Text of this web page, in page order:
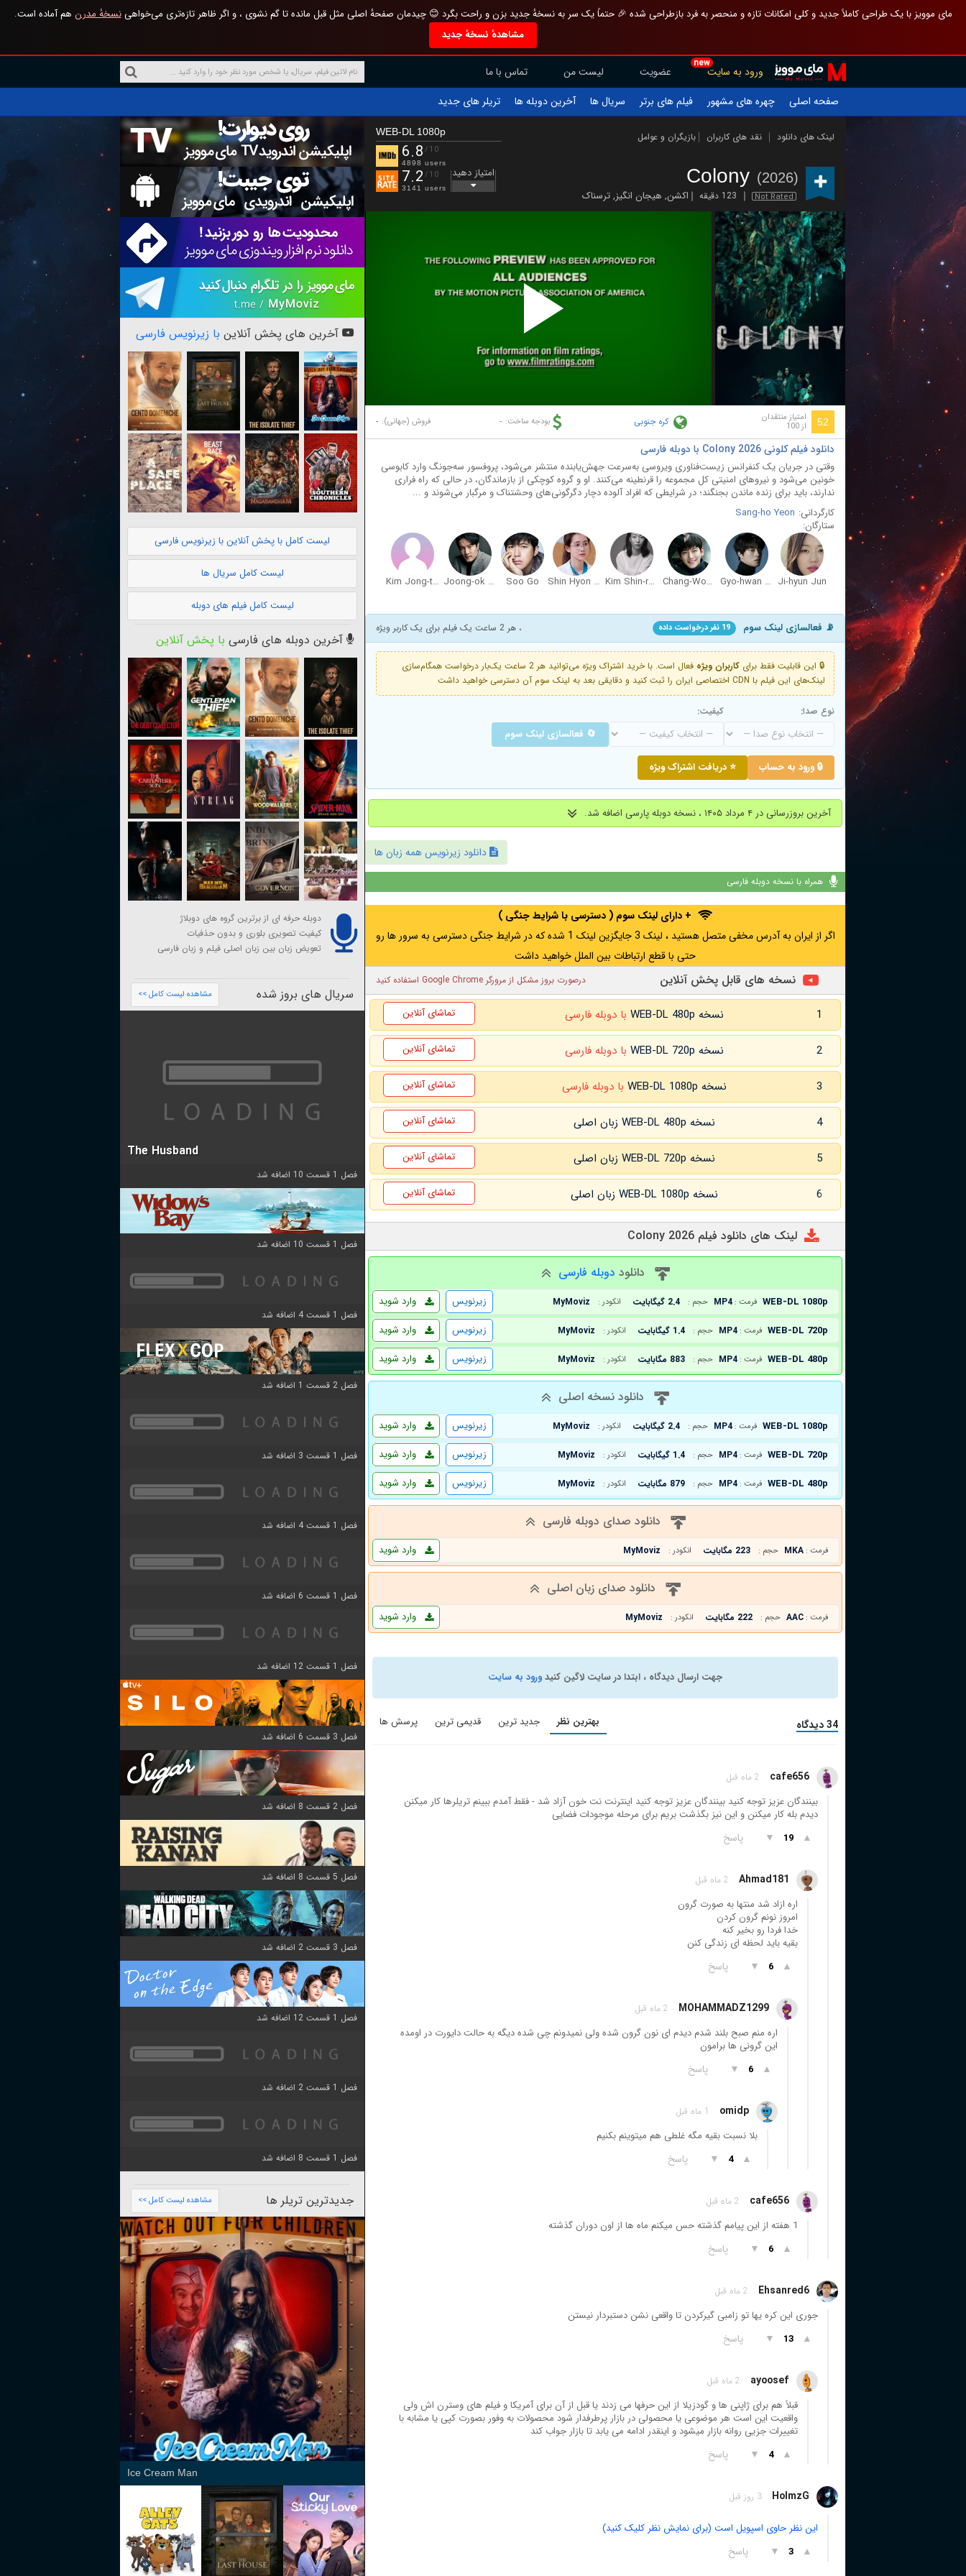
مای موویز با یک طراحی کاملاً جدید و کلی امکانات تازه و منحصر به فرد بازطراحی شده 🎉 حتماً یک سر به نسخهٔ جدید بزن و راحت بگرد 😊 چیدمان صفحهٔ اصلی مثل قبل مانده تا گم نشوی ، و اگر ظاهر تازه‌تری می‌خواهینسخهٔ مدرن هم آماده است.
مشاهدهٔ نسخهٔ جدید
new
ورود به سایت عضویت لیست من
تماس با ما
صفحه اصلی
چهره های مشهور فیلم های برتر سریال ها آخرین دوبله ها تریلر های جدید
لینک های دانلود نقد های کاربران بازیگران و عوامل
Colony (2026)
Not Rated 123 دقیقه اکشن, هیجان انگیز,ترسناک
WEB-DL 1080p
6.8 /10
4898 users
7.2 /10
3141 users
امتیاز دهید
Play
Video
52 امتیاز منتقدان
از 100 کره جنوبی بودجه ساخت: - فروش (جهانی): -
دانلود فیلم کلونی Colony 2026 با دوبله فارسی
وقتی در جریان یک کنفرانس زیست‌فناوری ویروسی به‌سرعت جهش‌یابنده منتشر می‌شود، پروفسور سه‌جونگ وارد کابوسی
خونین می‌شود و نیروهای امنیتی کل مجموعه را قرنطینه می‌کنند. او و گروه کوچکی از بازماندگان، در حالی که راه فراری
ندارند، باید برای زنده ماندن بجنگند؛ در شرایطی که افراد آلوده دچار دگرگونی‌های وحشتناک و مرگبار می‌شوند و ...
کارگردانی: Sang-ho Yeon
ستارگان:
Ji-hyun Jun
Gyo-hwan Koo
Chang-Wook Ji
Kim Shin-rock
Shin Hyon Bin
Soo Go
Joong-ok Lee
Kim Jong-tae
📡 فعالسازی لینک سوم 19 نفر درخواست داده ، هر 2 ساعت یک فیلم برای یک کاربر ویژه
🔒 این قابلیت فقط برای کاربران ویژه
فعال است. با خرید اشتراک ویژه می‌توانید هر 2 ساعت یک‌بار درخواست همگام‌سازی
لینک‌های این فیلم با CDN اختصاصی ایران را ثبت کنید و دقایقی بعد به لینک سوم آن دسترسی خواهید داشت
نوع صدا: کیفیت:
🔄 فعالسازی لینک سوم
🔒 ورود به حساب ⭐ دریافت اشتراک ویژه
آخرین بروزرسانی در ۴ مرداد ۱۴۰۵ ، نسخه دوبله پارسی اضافه شد.
دانلود زیرنویس همه زبان ها
همراه با نسخه دوبله فارسی
+ دارای لینک سوم ( دسترسی با شرایط جنگی )
اگر از ایران به آدرس مخفی متصل هستید ، لینک 3 جایگزین لینک 1 شده که در شرایط جنگی دسترسی به سرور ها رو
حتی با قطع ارتباطات بین الملل خواهید داشت
نسخه های قابل پخش آنلاین درصورت بروز مشکل از مرورگر Google Chrome استفاده کنید
1 نسخه WEB-DL 480p با دوبله فارسی تماشای آنلاین
2 نسخه WEB-DL 720p با دوبله فارسی تماشای آنلاین
3 نسخه WEB-DL 1080p با دوبله فارسی تماشای آنلاین
4 نسخه WEB-DL 480p زبان اصلی تماشای آنلاین
5 نسخه WEB-DL 720p زبان اصلی تماشای آنلاین
6 نسخه WEB-DL 1080p زبان اصلی تماشای آنلاین
لینک های دانلود فیلم Colony 2026
دانلود دوبله فارسی
WEB-DL 1080p فرمت : MP4 حجم : 2.4 گیگابایت انکودر : MyMoviz وارد شوید
زیرنویس
WEB-DL 720p فرمت : MP4 حجم : 1.4 گیگابایت انکودر : MyMoviz وارد شوید
زیرنویس
WEB-DL 480p فرمت : MP4 حجم : 883 مگابایت انکودر : MyMoviz وارد شوید زیرنویس
دانلود نسخه اصلی
WEB-DL 1080p فرمت : MP4 حجم : 2.4 گیگابایت انکودر : MyMoviz وارد شوید
زیرنویس
WEB-DL 720p فرمت : MP4 حجم : 1.4 گیگابایت انکودر : MyMoviz وارد شوید
زیرنویس
WEB-DL 480p فرمت : MP4 حجم : 879 مگابایت انکودر : MyMoviz وارد شوید زیرنویس
دانلود صدای دوبله فارسی
فرمت : MKA حجم : 223 مگابایت انکودر : MyMoviz وارد شوید
دانلود صدای زبان اصلی
فرمت : AAC حجم : 222 مگابایت انکودر : MyMoviz وارد شوید
جهت ارسال دیدگاه ، ابتدا در سایت لاگین کنیدورود به سایت
34 دیدگاه بهترین نظر جدید ترین قدیمی ترین پرسش ها
cafe656 2 ماه قبل
بینندگان عزیز توجه کنید بینندگان عزیز توجه کنید اینترنت نت خون آزاد شد - فقط آمدم ببینم تریلرها کار میکنن
دیدم بله کار میکنن و این نیز بگذشت بریم برای مرحله موجودات فضایی
▲
19
▼ پاسخ
Ahmad181 2 ماه قبل
اره ازاد شد منتها به صورت گرون
امروز نونم گرون کردن
خدا فردا رو بخیر کنه
بقیه باید لحظه ای زندگی کنن
▲
6
▼ پاسخ
MOHAMMADZ1299 2 ماه قبل
اره منم صبح بلند شدم دیدم ای نون گرون شده ولی نمیدونم چی شده دیگه به حالت دایورت در اومده
این گرونی ها برامون
▲
6
▼ پاسخ
omidp 1 ماه قبل
بلا نسبت بقیه مگه غلطی هم میتوینم بکنیم
▲
4
▼ پاسخ
cafe656 2 ماه قبل
1 هفته از این پیامم گذشته حس میکنم ماه ها از اون دوران گذشته
▲
6
▼ پاسخ
Ehsanred6 2 ماه قبل
جوری این کره یها تو زامبی گیرکردن تا واقعی نشن دستبردار نیستن
▲
13
▼ پاسخ
ayoosef 2 ماه قبل
قبلاً هم برای ژاپنی ها و گودزیلا از این حرفها می زدند یا قبل از آن برای آمریکا و فیلم های وسترن اش ولی
واقعیت این است هر موضوعی یا محصولی در بازار پرطرفدار شود محصولات به وفور بصورت کپی یا مشابه با
تغییرات جزیی روانه بازار میشود و اینقدر ادامه می یابد تا بازار جواب کند
▲
4
▼ پاسخ
HolmzG 3 روز قبل
این نظر حاوی اسپویل است (برای نمایش نظر کلیک کنید)
▲
3
▼ پاسخ
آخرین های پخش آنلاین با زیرنویس فارسی
لیست کامل با پخش آنلاین با زیرنویس فارسی
لیست کامل سریال ها
لیست کامل فیلم های دوبله
آخرین دوبله های فارسی با پخش آنلاین
دوبله حرفه ای از برترین گروه های دوبلاژ
کیفیت تصویری بلوری و بدون حذفیات
تعویض زبان بین زبان اصلی فیلم و زبان فارسی
سریال های بروز شده مشاهده لیست کامل >>
The Husband
فصل 1 قسمت 10 اضافه شد
فصل 1 قسمت 10 اضافه شد
فصل 1 قسمت 4 اضافه شد
فصل 2 قسمت 1 اضافه شد
فصل 1 قسمت 3 اضافه شد
فصل 1 قسمت 4 اضافه شد
فصل 1 قسمت 6 اضافه شد
فصل 1 قسمت 12 اضافه شد
فصل 3 قسمت 6 اضافه شد
فصل 2 قسمت 8 اضافه شد
فصل 5 قسمت 8 اضافه شد
فصل 3 قسمت 2 اضافه شد
فصل 1 قسمت 12 اضافه شد
فصل 1 قسمت 2 اضافه شد
فصل 1 قسمت 8 اضافه شد
جدیدترین تریلر ها مشاهده لیست کامل >>
Ice Cream Man